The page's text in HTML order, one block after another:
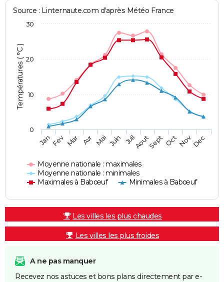
Températures ( °C )
Source : Linternaute.com d'après Météo France
Moyenne nationale : maximales
Moyenne nationale : minimales
Maximales à Babœuf
Minimales à Babœuf
JanFev Mar Avr Mai Juin JuilAoutSept OctNovDec
0
10
20
30
Les villes les plus chaudes
Les villes les plus froides
A ne pas manquer
Recevez nos astuces et bons plans directement par e-